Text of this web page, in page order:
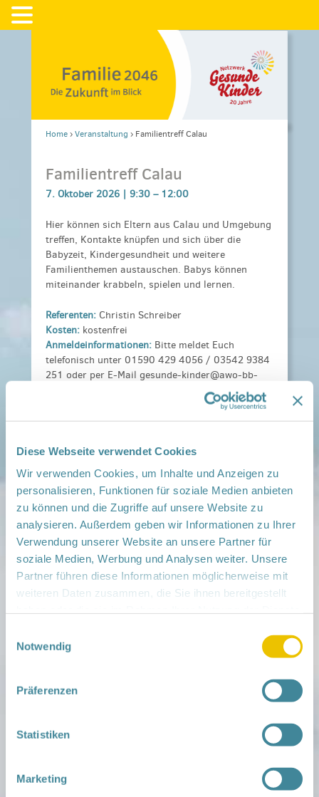
Diese Webseite verwendet Cookies
Wir verwenden Cookies, um Inhalte und Anzeigen zu
personalisieren, Funktionen für soziale Medien anbieten
zu können und die Zugriffe auf unsere Website zu
analysieren. Außerdem geben wir Informationen zu Ihrer
Verwendung unserer Website an unsere Partner für
soziale Medien, Werbung und Analysen weiter. Unsere
Partner führen diese Informationen möglicherweise mit
weiteren Daten zusammen, die Sie ihnen bereitgestellt
Notwendig
Präferenzen
Statistiken
Marketing
Home›Veranstaltung › Familientreff Calau
Familientreff Calau
7. Oktober 2026 | 9:30 – 12:00
Hier können sich Eltern aus Calau und Umgebung
treffen, Kontakte knüpfen und sich über die
Babyzeit, Kindergesundheit und weitere
Familienthemen austauschen. Babys können
miteinander krabbeln, spielen und lernen.
Referenten: Christin Schreiber
Kosten: kostenfrei
Anmeldeinformationen: Bitte meldet Euch
telefonisch unter 01590 429 4056 / 03542 9384
251 oder per E-Mail gesunde-kinder@awo-bb-
Familientreff Calau.pdf
Kleeblatt, Töpferstraße 32, 03205 Calau
› auf Google Maps anzeigen
teilen
Weitere Infos:
› Zum Regionalnetzwerk ...
iCal•Google Calendar
in der Schwangerschaft
Netzwerk-Kompass
Aktuelles